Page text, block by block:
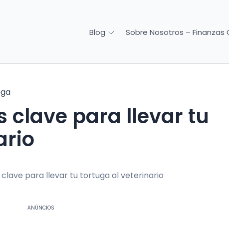
Blog Sobre Nosotros – Finanzas
clave para llevar tu
ANÚNCIOS